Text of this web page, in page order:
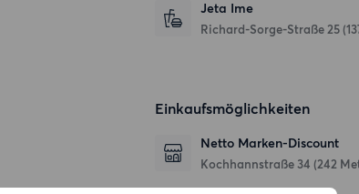
Jeta Ime
Richard-Sorge-Straße 25
Einkaufsmöglichkeiten
Netto Marken-Discount
Kochhannstraße 34 (242